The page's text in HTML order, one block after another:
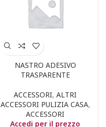
NASTRO ADESIVO
TRASPARENTE
ACCESSORI,ALTRI
ACCESSORI PULIZIA CASA,
ACCESSORI
Accedi per il prezzo